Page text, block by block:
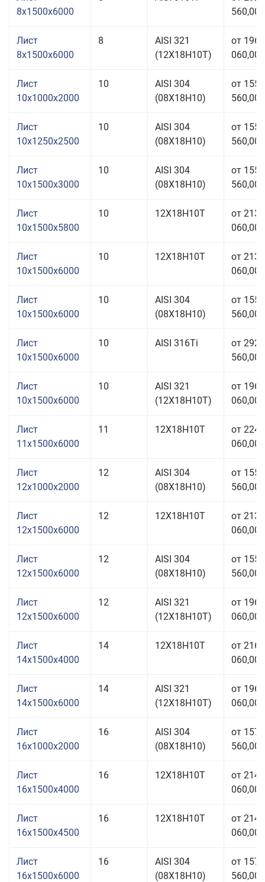
8x1500x6000
560,00
Лист
8x1500x6000
8
AISI 321
(12Х18Н10Т)
от 196
060,00
Лист
10x1000x2000
10
AISI 304
(08Х18Н10)
от 155
560,00
Лист
10x1250x2500
10
AISI 304
(08Х18Н10)
от 155
560,00
Лист
10x1500x3000
10
AISI 304
(08Х18Н10)
от 155
560,00
Лист
10x1500x5800
10 12Х18Н10Т
от 213
060,00
Лист
10x1500x6000
10 12Х18Н10Т
от 213
060,00
Лист
10x1500x6000
10
AISI 304
(08Х18Н10)
от 155
560,00
Лист
10x1500x6000
10 AISI 316Ti
от 292
560,00
Лист
10x1500x6000
10
AISI 321
(12Х18Н10Т)
от 196
060,00
Лист
11x1500x6000
11 12Х18Н10Т
от 224
060,00
Лист
12x1000x2000
12
AISI 304
(08Х18Н10)
от 155
560,00
Лист
12x1500x6000
12 12Х18Н10Т
от 213
060,00
Лист
12x1500x6000
12
AISI 304
(08Х18Н10)
от 155
560,00
Лист
12x1500x6000
12
AISI 321
(12Х18Н10Т)
от 196
060,00
Лист
14x1500x4000
14 12Х18Н10Т
от 216
060,00
Лист
14x1500x6000
14
AISI 321
(12Х18Н10Т)
от 196
060,00
Лист
16x1000x2000
16
AISI 304
(08Х18Н10)
от 157
560,00
Лист
16x1500x4000
16 12Х18Н10Т
от 214
060,00
Лист
16x1500x4500
16 12Х18Н10Т
от 214
060,00
Лист
16x1500x6000
16
AISI 304
(08Х18Н10)
от 157
560,00